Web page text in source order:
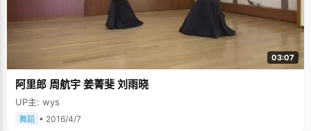
的时候也有过那么一段时间"总想和父母对着干，但过了那段时间就好了"。
有一次，何思雨考试考得不太好，回到家就躲在卧室哭，妈妈进来什么话也
不说，静静的坐在床边，一只手温柔地轻轻的拍着何思雨的后背，这样温暖
的场景让何思雨回忆起来仍然觉得美好。 她从小就喜欢读书，小的时候看一
本梁羽生的《萍踪侠影录》看得入迷，500多页的书何思雨从晚上看到凌
晨，结果还是抗不住倦意，开着台灯睡着了。早上妈妈醒来发现这一幕，格
知理亏，不和妈妈争辩，叫着劲在家找这本书，找了三年才找到。何思雨将
为生民立命 何思雨也有非常喜欢的老师，她始终记得在古代汉语老师讲的第
一节课前告诉大家的关于为什么读书的话。"小的时候也听过各个版本的关于
03:07
阿里郎 周航宇 姜菁斐 刘雨晓
UP主: wys
舞蹈 • 2016/4/7